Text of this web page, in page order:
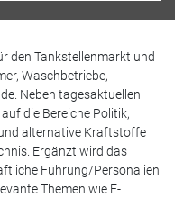
den Tankstellenmarkt und
Waschbetriebe,
Neben tagesaktuellen
die Bereiche Politik,
alternative Kraftstoffe
Ergänzt wird das
Führung/Personalien
Themen wie E-